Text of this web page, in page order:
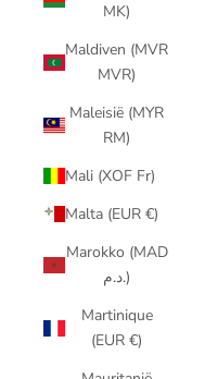
MK)
Maldiven (MVR
MVR)
Maleisië (MYR
RM)
Mali (XOF Fr)
Malta (EUR €)
Marokko (MAD
د.م.)
Martinique
(EUR €)